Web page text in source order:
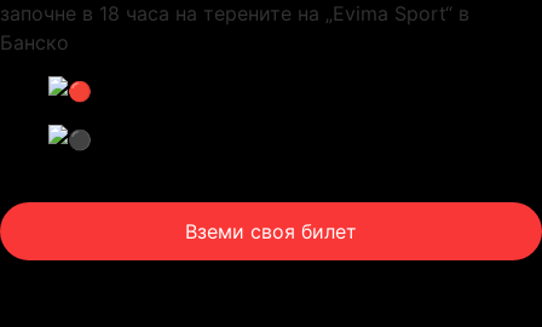
започне в 18 часа на терените на „Evima Sport“ в
Банско
Вземи своя билет